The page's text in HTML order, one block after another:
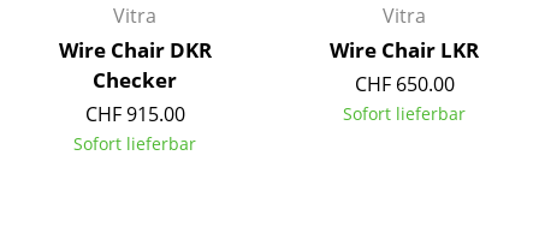
Servierwagen
Einzelteile
... alle Tische
Vitra
Wire Chair DKR
Checker
CHF 915.00
Sofort lieferbar
Vitra
Wire Chair LKR
CHF 650.00
Sofort lieferbar